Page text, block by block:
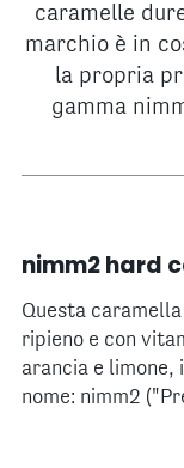
caramelle
marchio è in
la propria
gamma
nimm2 hard
Questa
ripieno e con
arancia e limone,
nome: nimm2